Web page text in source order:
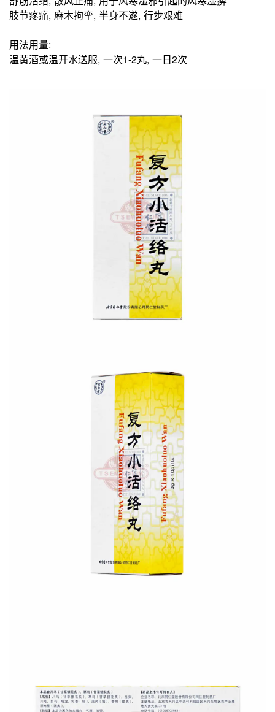
肢节疼痛, 麻木拘挛, 半身不遂, 行步艰难
用法用量:
温黄酒或温开水送服, 一次1-2丸, 一日2次